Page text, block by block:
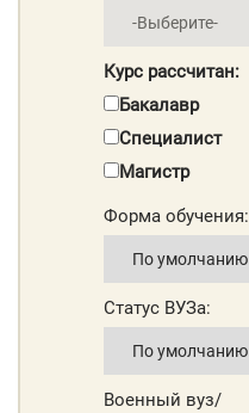
Курс рассчитан:
Бакалавр
Специалист
Магистр
Форма обучения:
Статус ВУЗа:
Военный вуз/